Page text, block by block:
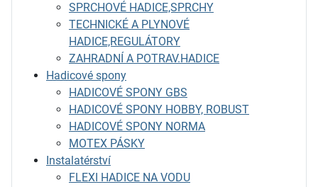
SPRCHOVÉ HADICE,SPRCHY
TECHNICKÉ A PLYNOVÉ
HADICE,REGULÁTORY
ZAHRADNÍ A POTRAV.HADICE
Hadicové spony
HADICOVÉ SPONY GBS
HADICOVÉ SPONY HOBBY, ROBUST
HADICOVÉ SPONY NORMA
MOTEX PÁSKY
Instalatérství
FLEXI HADICE NA VODU